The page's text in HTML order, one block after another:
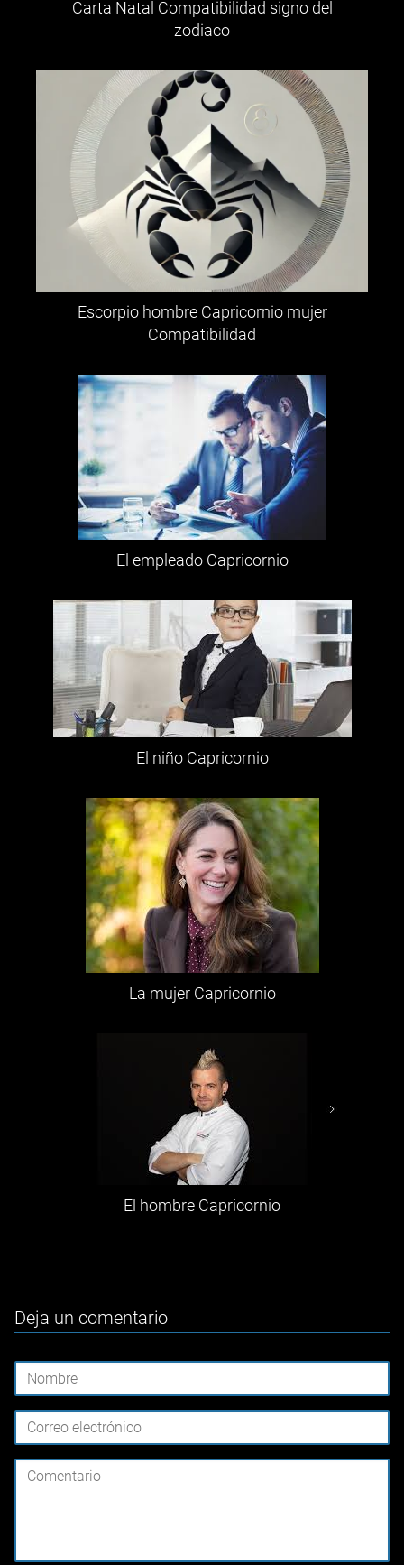
Carta Natal Compatibilidad signo del
zodiaco
Escorpio hombre Capricornio mujer
Compatibilidad
El empleado Capricornio
El niño Capricornio
La mujer Capricornio
El hombre Capricornio
Deja un comentario